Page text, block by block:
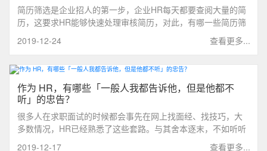
简历筛选是企业招人的第一步，企业HR每天都要查阅大量的简
历，这要求HR能够快速处理审核简历，对此，有哪一些简历筛
选技巧，可以帮助HR更好地提高工作效率呢？本文将分享部分
方法。
查看更多...
2019-12-24
作为 HR，有哪些「一般人我都告诉他，但是他都不
听」的忠告？
很多人在求职面试的时候都会事先在网上找面经、找技巧，大
多数情况，HR已经熟悉了这些套路。与其舍本逐末，不如听听
查看更多...
2019-12-17